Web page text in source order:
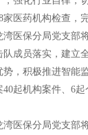
医药机构检查，
湾医保分局党支部
队成员落实， 建立
，积极推进智能
起机构案件、6
湾医保分局党支部